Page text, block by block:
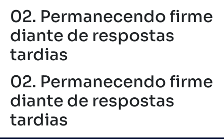
02. Permanecendo firme
diante de respostas
tardias
02. Permanecendo firme
diante de respostas
tardias